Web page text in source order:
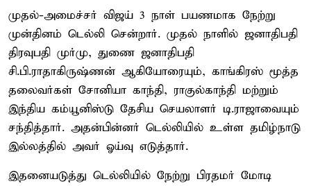
முதல்-அமைச்சர் விஜய் 3 நாள் பயணமாக நேற்று
முன்தினம் டெல்லி சென்றார். முதல் நாளில் ஜனாதிபதி
திரவுபதி முர்மு, துணை ஜனாதிபதி
சி.பி.ராதாகிருஷ்ணன் ஆகியோரையும், காங்கிரஸ் மூத்த
தலைவர்கள் சோனியா காந்தி, ராகுல்காந்தி மற்றும்
இந்திய கம்யூனிஸ்டு தேசிய செயலாளர் டி.ராஜாவையும்
சந்தித்தார். அதன்பின்னர் டெல்லியில் உள்ள தமிழ்நாடு
இல்லத்தில் அவர் ஓய்வு எடுத்தார்.
இதனையடுத்து டெல்லியில் நேற்று பிரதமர் மோடி